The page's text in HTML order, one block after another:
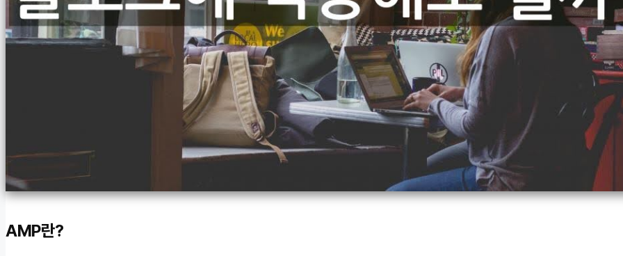
AMP란?